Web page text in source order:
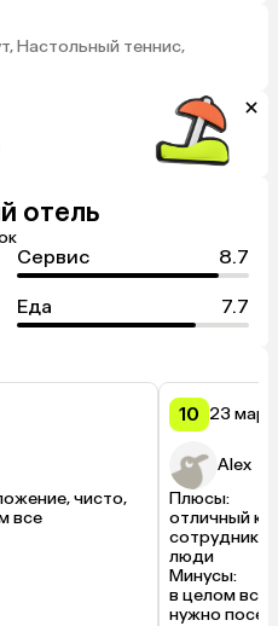
Настольный теннис,
отель
Сервис 8.7
Еда 7.7
чисто,
все
10 23
Alex
Плюсы:
отличный
сотрудники
люди
Минусы:
в целом всё
нужно